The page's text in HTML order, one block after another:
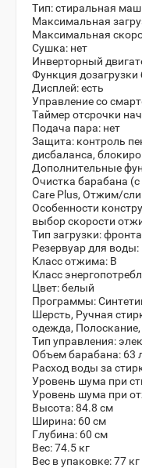
Тип: стиральная
Максимальная
Максимальная
Сушка: нет
Инверторный
Функция дозагрузки
Дисплей:есть
Управление со
Таймер отсрочки
Подача пара: нет
Защита: контроль
дисбаланса,
Дополнительные
Очистка барабана
Care Plus, Отжим/
Особенности
выбор скорости
Тип загрузки:
Резервуар для воды:
Класс отжима: B
Класс
Цвет: белый
Программы:
Шерсть, Ручная
одежда,
Тип управления:
Объем барабана: 63
Расход воды за
Уровень шума при
Уровень шума при
Высота: 84.8 см
Ширина: 60 см
Глубина: 60 см
Вес: 74.5 кг
Вес в упаковке:77 кг